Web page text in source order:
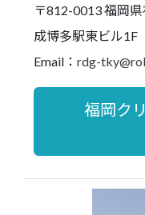
〒812-0013 福岡
成博多駅東ビル1F
Email： rdg-
福岡ク